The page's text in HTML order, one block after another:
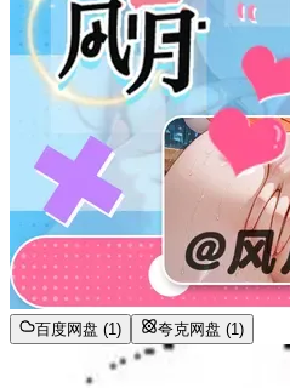
百度网盘 (1) 夸克网盘 (1)